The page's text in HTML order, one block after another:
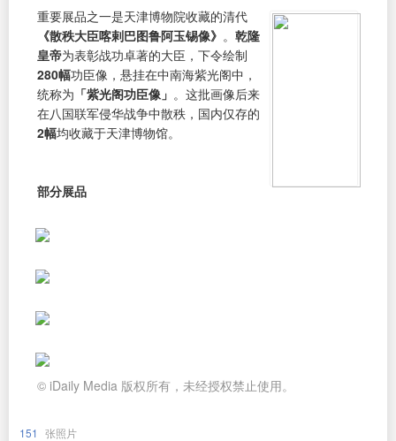
重要展品之一是天津博物院收藏的清代
《散秩大臣喀剌巴图鲁阿玉锡像》 。 乾隆
皇帝为表彰战功卓著的大臣，下令绘制
280幅功臣像，悬挂在中南海紫光阁中，
统称为 「紫光阁功臣像」 。这批画像后来
在八国联军侵华战争中散秩，国内仅存的
2幅均收藏于天津博物馆。
部分展品
© iDaily Media 版权所有，未经授权禁止使用。
151 张照片